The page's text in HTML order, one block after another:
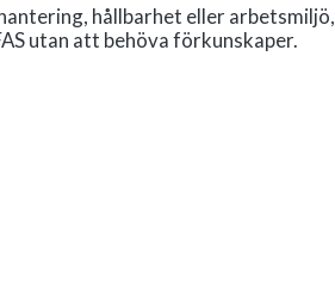
hållbarhet eller arbetsmiljö,
utan att behöva förkunskaper.